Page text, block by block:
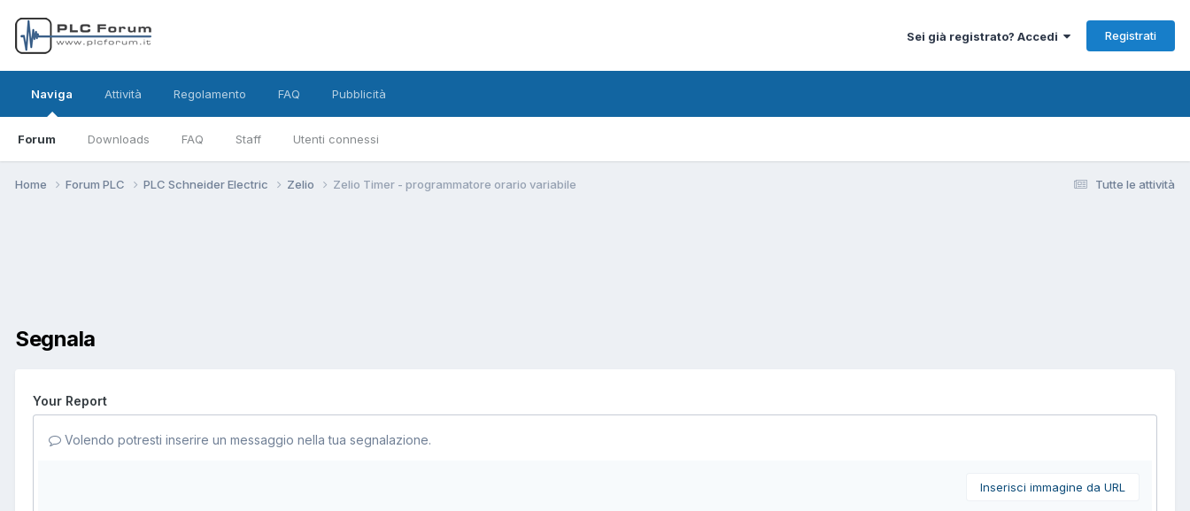
Sei già registrato? Accedi Registrati
Naviga
Forum Downloads FAQ Staff Utenti connessi
Attività Regolamento FAQ Pubblicità
Tutte le attività
Home Forum PLC PLC Schneider Electric Zelio Zelio Timer - programmatore orario variabile
Segnala
Your Report
Volendo potresti inserire un messaggio nella tua segnalazione.
Inserisci immagine da URL